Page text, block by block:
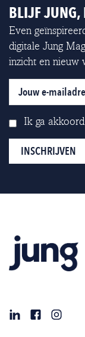
BLIJF JUNG,
Even
digitale Jung
inzicht en nieuw
Ik ga